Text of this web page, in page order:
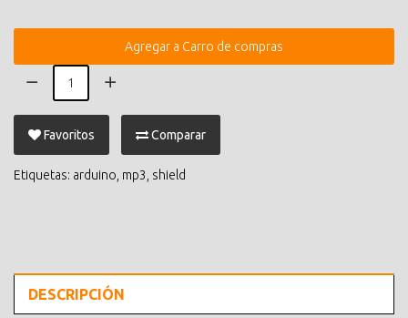
Agregar a Carro de compras
Favoritos Comparar
Etiquetas: arduino mp3 shield
DESCRIPCIÓN